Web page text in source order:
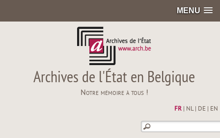
MENU
Archives de l'État en Belgique
Notre mémoire à tous !
FR| NL| DE EN